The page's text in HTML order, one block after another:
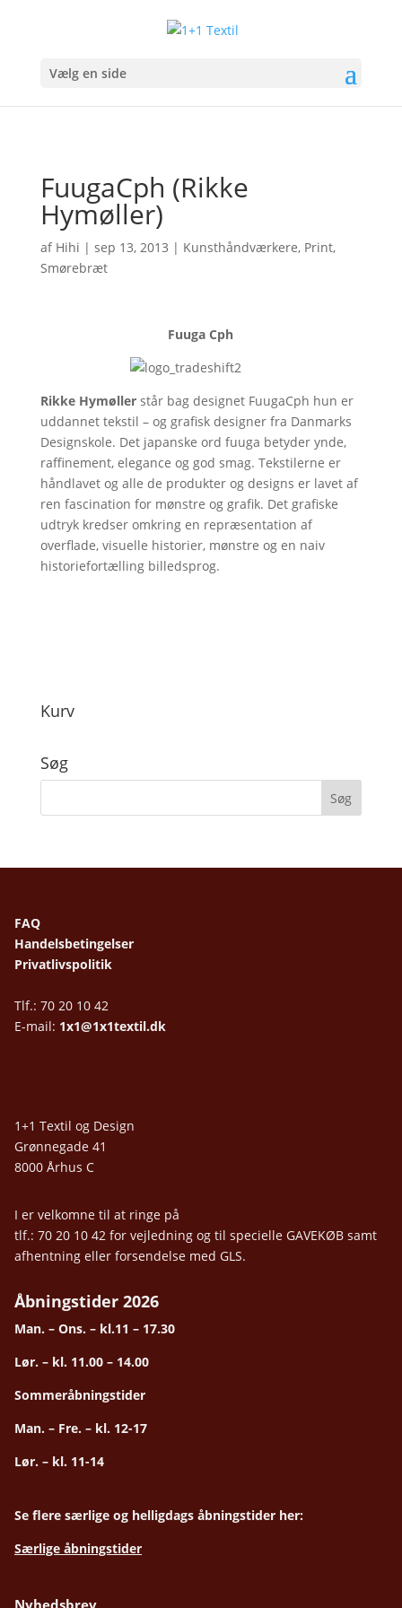
Vælg en side
FuugaCph (Rikke
Hymøller)
af Hihi | sep 13, 2013 | Kunsthåndværkere, Print,
Smørebræt
Fuuga Cph
Rikke Hymøllerstår bag designet FuugaCph hun er
uddannet tekstil – og grafisk designer fra Danmarks
Designskole. Det japanske ord fuuga betyder ynde,
raffinement, elegance og god smag. Tekstilerne er
håndlavet og alle de produkter og designs er lavet af
ren fascination for mønstre og grafik. Det grafiske
udtryk kredser omkring en repræsentation af
overflade, visuelle historier, mønstre og en naiv
historiefortælling billedsprog.
Kurv
Søg
FAQ
Handelsbetingelser
Privatlivspolitik
Tlf.: 70 20 10 42
E-mail: 1x1@1x1textil.dk
1+1 Textil og Design
Grønnegade 41
8000 Århus C
I er velkomne til at ringe på
tlf.: 70 20 10 42 for vejledning og til specielle GAVEKØB samt
afhentning eller forsendelse med GLS.
Åbningstider 2026
Man. – Ons. – kl.11 – 17.30
Lør. – kl. 11.00 – 14.00
Sommeråbningstider
Man. – Fre. – kl. 12-17
Lør. – kl. 11-14
Se flere særlige og helligdags åbningstider her:
Særlige åbningstider
Nyhedsbrev